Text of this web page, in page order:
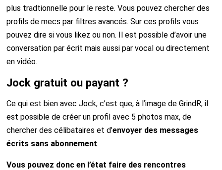
plus tradtionnelle pour le reste. Vous pouvez chercher des
profils de mecs par filtres avancés. Sur ces profils vous
pouvez dire si vous likez ou non. Il est possible d’avoir une
conversation par écrit mais aussi par vocal ou directement
en vidéo.
Jock gratuit ou payant ?
Ce qui est bien avec Jock, c’est que, à l’image de GrindR, il
est possible de créer un profil avec 5 photos max, de
chercher des célibataires et d’envoyer des messages
écrits sans abonnement.
Vous pouvez donc en l’état faire des rencontres